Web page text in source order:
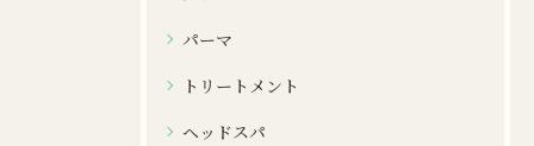
パーマ
トリートメント
ヘッドスパ